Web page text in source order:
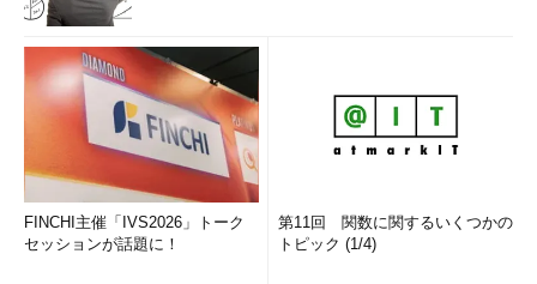
FINCHI主催「IVS2026」トーク
セッションが話題に！
第11回 関数に関するいくつかの
トピック (1/4)